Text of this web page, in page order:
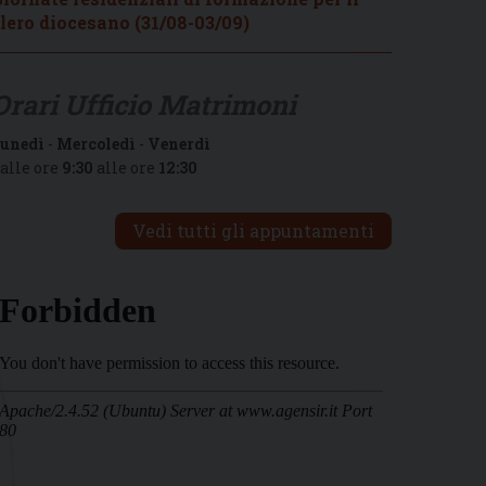
diocesano (31/08-03/09)
- Mercoledì - Venerdì
ore 9:30 alle ore 12:30
Vedi tutti gli appuntamenti